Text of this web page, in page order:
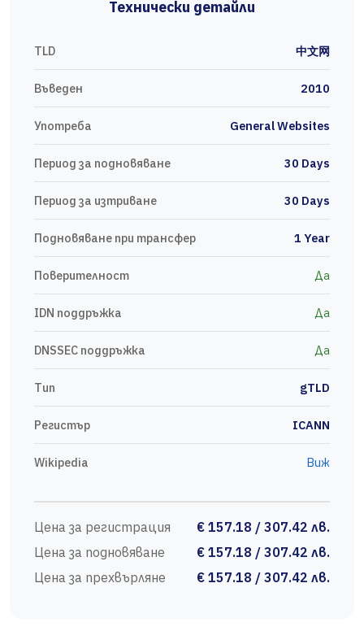
Технически детайли
TLD 中文网
Въведен 2010
Употреба General Websites
Период за подновяване 30 Days
Период за изтриване 30 Days
Подновяване при трансфер 1 Year
Поверителност Да
IDN поддръжка Да
DNSSEC поддръжка Да
Тип gTLD
Регистър ICANN
Wikipedia Виж
Цена за регистрация
€ 157.18 / 307.42 лв.
Цена за подновяване
€ 157.18 / 307.42 лв.
Цена за прехвърляне
€ 157.18 / 307.42 лв.